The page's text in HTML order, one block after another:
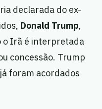
declarada do ex-
Donald Trump,
o Irã é interpretada
concessão. Trump
foram acordados